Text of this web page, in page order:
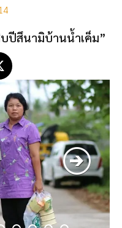
ปีสึนามิบ้านน้ำเค็ม”